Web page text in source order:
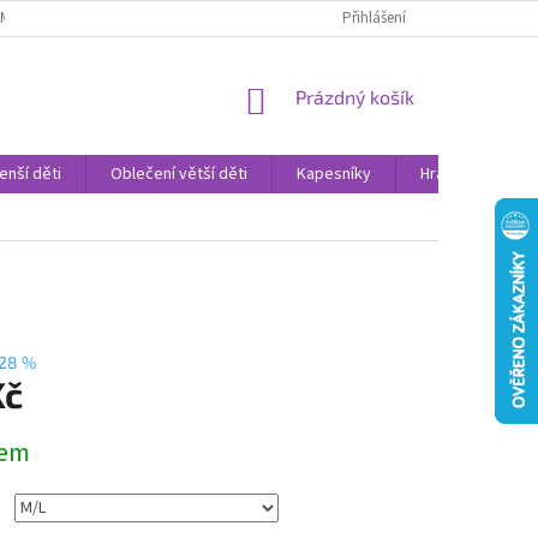
PRODEJNY PROHLÁŠENÍ O OCHRANĚ OSOBNÍCH DAT
Přihlášení
NÁKUPNÍ
Prázdný košík
děti Oblečení větší děti Kapesníky Hračky
%